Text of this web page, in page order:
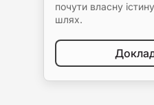
почути власну
шлях.